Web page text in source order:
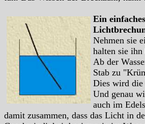
Ein
Nehmen sie
halten sie
Ab der
Stab zu
Dies wird die
Und genau
auch im
damit zusammen, dass das Licht in